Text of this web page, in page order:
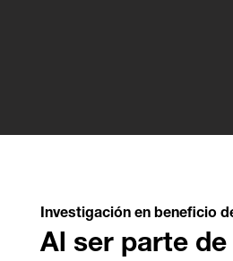
Investigación en beneficio
Al ser parte